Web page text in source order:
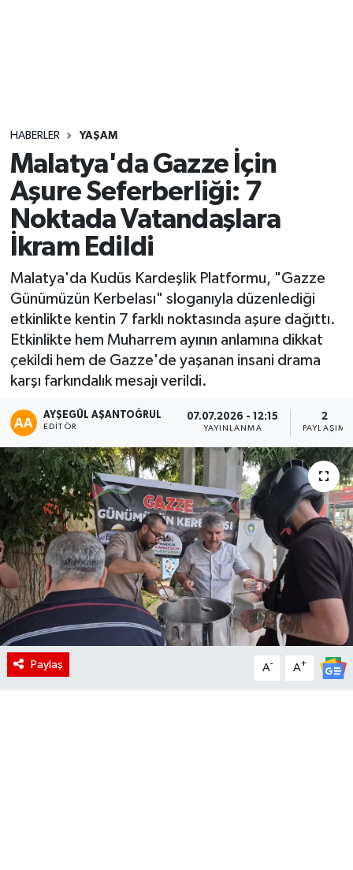
HABERLER YAŞAM
Malatya'da Gazze İçin
Aşure Seferberliği: 7
Noktada Vatandaşlara
İkram Edildi
Malatya'da Kudüs Kardeşlik Platformu, "Gazze
Günümüzün Kerbelası" sloganıyla düzenlediği
etkinlikte kentin 7 farklı noktasında aşure dağıttı.
Etkinlikte hem Muharrem ayının anlamına dikkat
çekildi hem de Gazze'de yaşanan insani drama
karşı farkındalık mesajı verildi.
AYŞEGÜL AŞANTOĞRUL
EDITÖR
07.07.2026 - 12:15
YAYINLANMA
2
PAYLAŞIM
Paylaş A- A+
Yaşam